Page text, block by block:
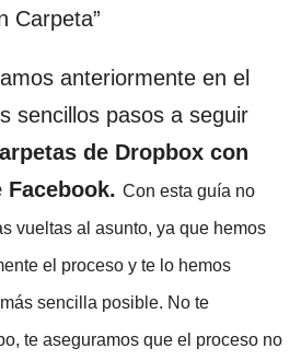
Carpeta”
anteriormente en el
sencillos pasos a seguir
de Dropbox con
Con esta guía no
vueltas al asunto, ya que hemos
el proceso y te lo hemos
sencilla posible. No te
te aseguramos que el proceso no